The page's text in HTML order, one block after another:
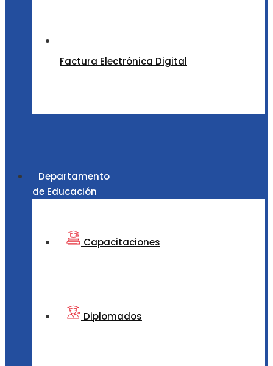
Factura Electrónica Digital
Departamento
de Educación
Capacitaciones
Diplomados